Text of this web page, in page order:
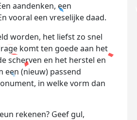
aandenken, een
vooral een vreselijke daad.
worden, het liefst zo snel
komt ten goede aan het
scherven en het herstel en
een (nieuw) passend
in welke vorm dan
rekenen? Geef gul,